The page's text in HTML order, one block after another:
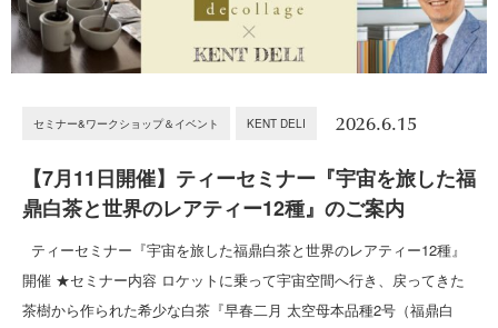
セミナー&ワークショップ＆イベント KENT DELI 2026.6.15
【7月11日開催】ティーセミナー『宇宙を旅した福
鼎白茶と世界のレアティー12種』のご案内
ティーセミナー『宇宙を旅した福鼎白茶と世界のレアティー12種』
開催 ★セミナー内容 ロケットに乗って宇宙空間へ行き、戻ってきた
茶樹から作られた希少な白茶『早春二月 太空母本品種2号（福鼎白